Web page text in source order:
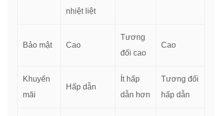
nhiệt liệt
Bảo mật Cao
Tương
đối cao
Cao
Khuyến
mãi
Hấp dẫn
Ít hấp
dẫn hơn
Tương đối
hấp dẫn